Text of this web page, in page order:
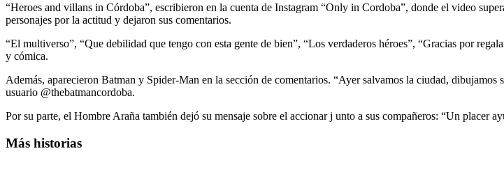
“Heroes and villans in Córdoba”, escribieron en la cuenta de Instagram “Only in Cordoba”, donde el video
personajes por la actitud y dejaron sus comentarios.
“El multiverso”, “Que debilidad que tengo con esta gente de bien”, “Los verdaderos héroes”, “Gracias por
y cómica.
Además, aparecieron Batman y Spider-Man en la sección de comentarios. “Ayer salvamos la ciudad,
usuario @thebatmancordoba.
Por su parte, el Hombre Araña también dejó su mensaje sobre el accionar j unto a sus compañeros: “Un placer
Más historias